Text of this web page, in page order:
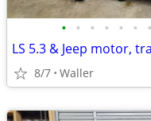
• • • • • • •
8/7 Waller